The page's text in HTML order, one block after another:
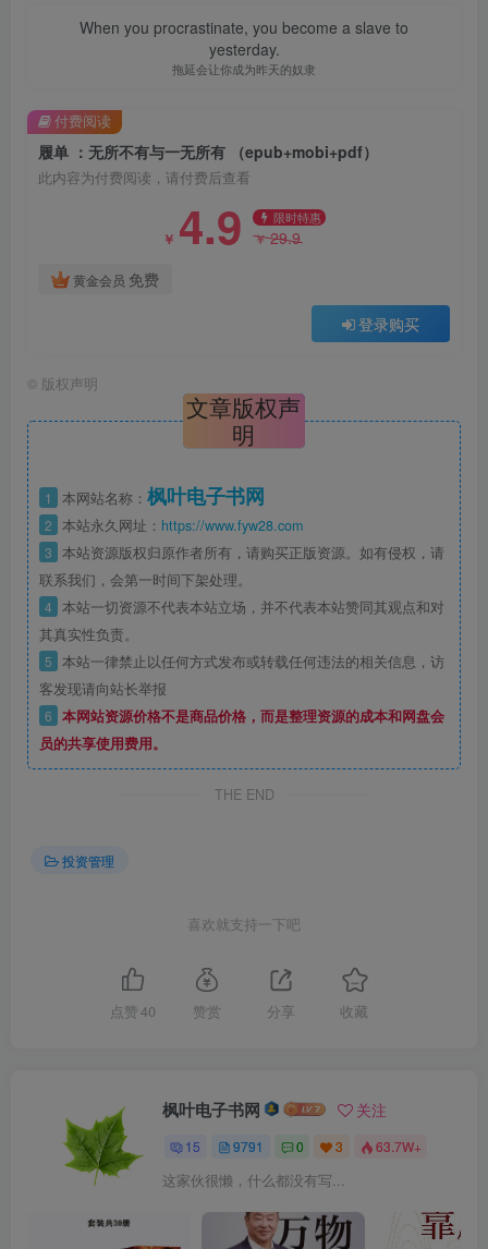
When you procrastinate, you become a slave to
yesterday.
拖延会让你成为昨天的奴隶
履单 ：无所不有与一无所有 （epub+mobi+pdf）
此内容为付费阅读，请付费后查看
￥ 4.9 限时特惠
￥29.9
黄金会员 免费
登录购买
付费阅读
© 版权声明
文章版权声
明
1 本网站名称： 枫叶电子书网
2 本站永久网址： https://www.fyw28.com
3 本站资源版权归原作者所有，请购买正版资源。如有侵权，请
联系我们，会第一时间下架处理。
4 本站一切资源不代表本站立场，并不代表本站赞同其观点和对
其真实性负责。
5 本站一律禁止以任何方式发布或转载任何违法的相关信息，访
客发现请向站长举报
6 本网站资源价格不是商品价格，而是整理资源的成本和网盘会
员的共享使用费用。
THE END
投资管理
喜欢就支持一下吧
点赞 40 赞赏 分享 收藏
枫叶电子书网 关注
15 9791 0 3 63.7W+
这家伙很懒，什么都没有写...